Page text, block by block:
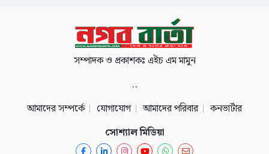
সম্পাদক ও প্রকাশকঃ এইচ এম মামুন
..
আমাদের সম্পর্কে
যোগাযোগ আমাদের পরিবার
কনভার্টার
সোশ্যাল মিডিয়া